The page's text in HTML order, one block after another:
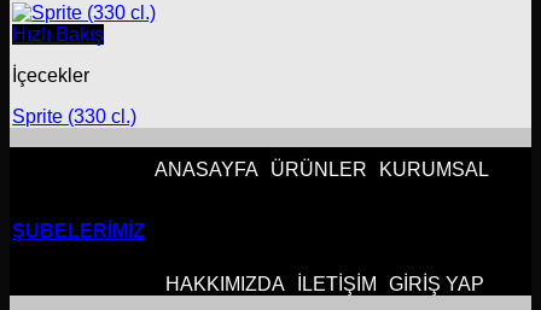
Hızlı Bakış
İçecekler
Sprite (330 cl.)
ANASAYFA ÜRÜNLER KURUMSAL
ŞUBELERİMİZ
HAKKIMIZDA İLETİŞİM
GİRİŞ YAP